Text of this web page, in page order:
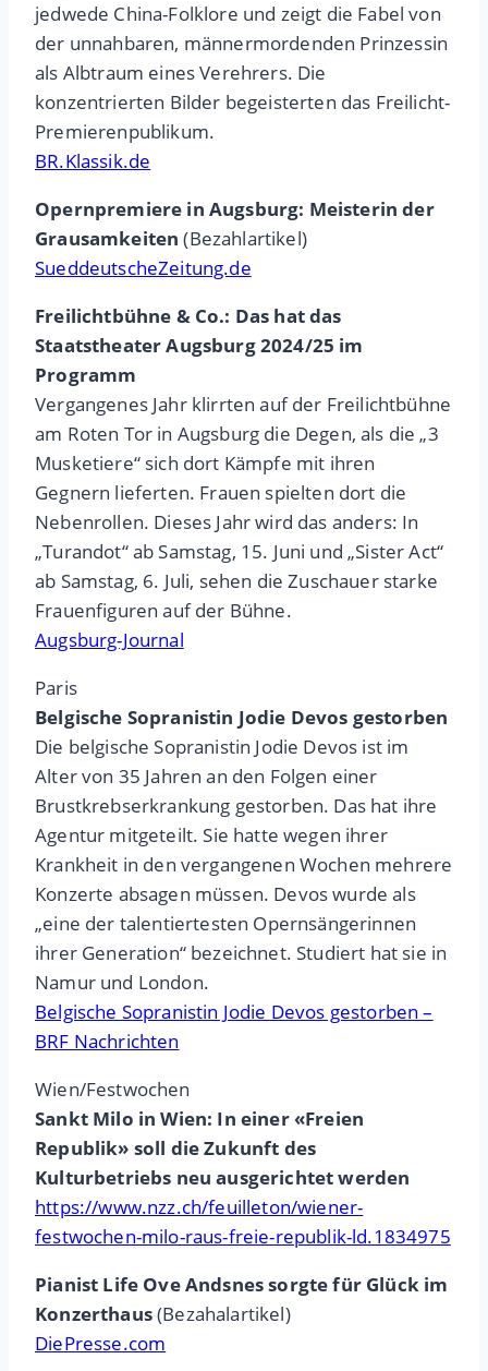
jedwede China-Folklore und zeigt die Fabel von
der unnahbaren, männermordenden Prinzessin
als Albtraum eines Verehrers. Die
konzentrierten Bilder begeisterten das Freilicht-
Premierenpublikum.
BR.Klassik.de
Opernpremiere in Augsburg: Meisterin der
Grausamkeiten (Bezahlartikel)
SueddeutscheZeitung.de
Freilichtbühne & Co.: Das hat das
Staatstheater Augsburg 2024/25 im
Programm
Vergangenes Jahr klirrten auf der Freilichtbühne
am Roten Tor in Augsburg die Degen, als die „3
Musketiere“ sich dort Kämpfe mit ihren
Gegnern lieferten. Frauen spielten dort die
Nebenrollen. Dieses Jahr wird das anders: In
„Turandot“ ab Samstag, 15. Juni und „Sister Act“
ab Samstag, 6. Juli, sehen die Zuschauer starke
Frauenfiguren auf der Bühne.
Augsburg-Journal
Paris
Belgische Sopranistin Jodie Devos gestorben
Die belgische Sopranistin Jodie Devos ist im
Alter von 35 Jahren an den Folgen einer
Brustkrebserkrankung gestorben. Das hat ihre
Agentur mitgeteilt. Sie hatte wegen ihrer
Krankheit in den vergangenen Wochen mehrere
Konzerte absagen müssen. Devos wurde als
„eine der talentiertesten Opernsängerinnen
ihrer Generation“ bezeichnet. Studiert hat sie in
Namur und London.
Belgische Sopranistin Jodie Devos gestorben –
BRF Nachrichten
Wien/Festwochen
Sankt Milo in Wien: In einer «Freien
Republik» soll die Zukunft des
Kulturbetriebs neu ausgerichtet werden
https://www.nzz.ch/feuilleton/wiener-
festwochen-milo-raus-freie-republik-ld.1834975
Pianist Life Ove Andsnes sorgte für Glück im
Konzerthaus(Bezahalartikel)
DiePresse.com